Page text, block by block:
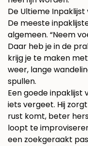
De Ultieme
De meeste
algemeen. “Neem
Daar heb je in de
krijg je te maken
weer, lange
spullen.
Een goede
iets vergeet. Hij
rust komt, beter
loopt te
een zoekgeraakt